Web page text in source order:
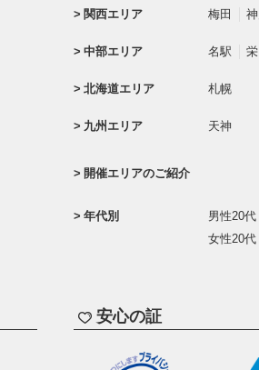
関西エリア 梅田
中部エリア 名駅 栄
北海道エリア 札幌
九州エリア 天神
開催エリアのご紹介
年代別 男性20代
女性20代
安心の証